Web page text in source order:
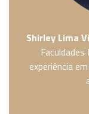
Shirley Lima
experiência